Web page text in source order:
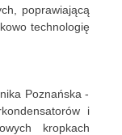
poprawiającą
technologię
Poznańska -
i
kropkach